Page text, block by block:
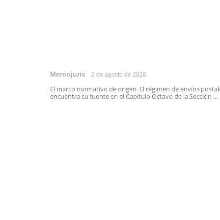
Mercojuris 2 de agosto de 2026
El marco normativo de origen. El régimen de envíos
encuentra su fuente en el Capítulo Octavo de la Sección ...